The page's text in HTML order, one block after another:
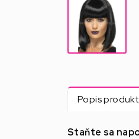
Popis
Staňte sa